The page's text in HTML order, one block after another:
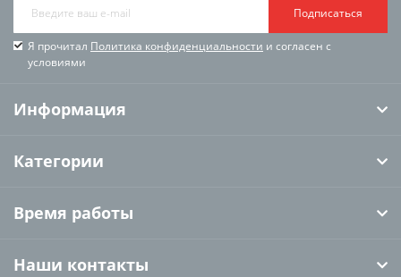
Подписаться
Я прочитал Политика конфиденциальности и согласен с
условиями
Информация
Категории
Время работы
Наши контакты